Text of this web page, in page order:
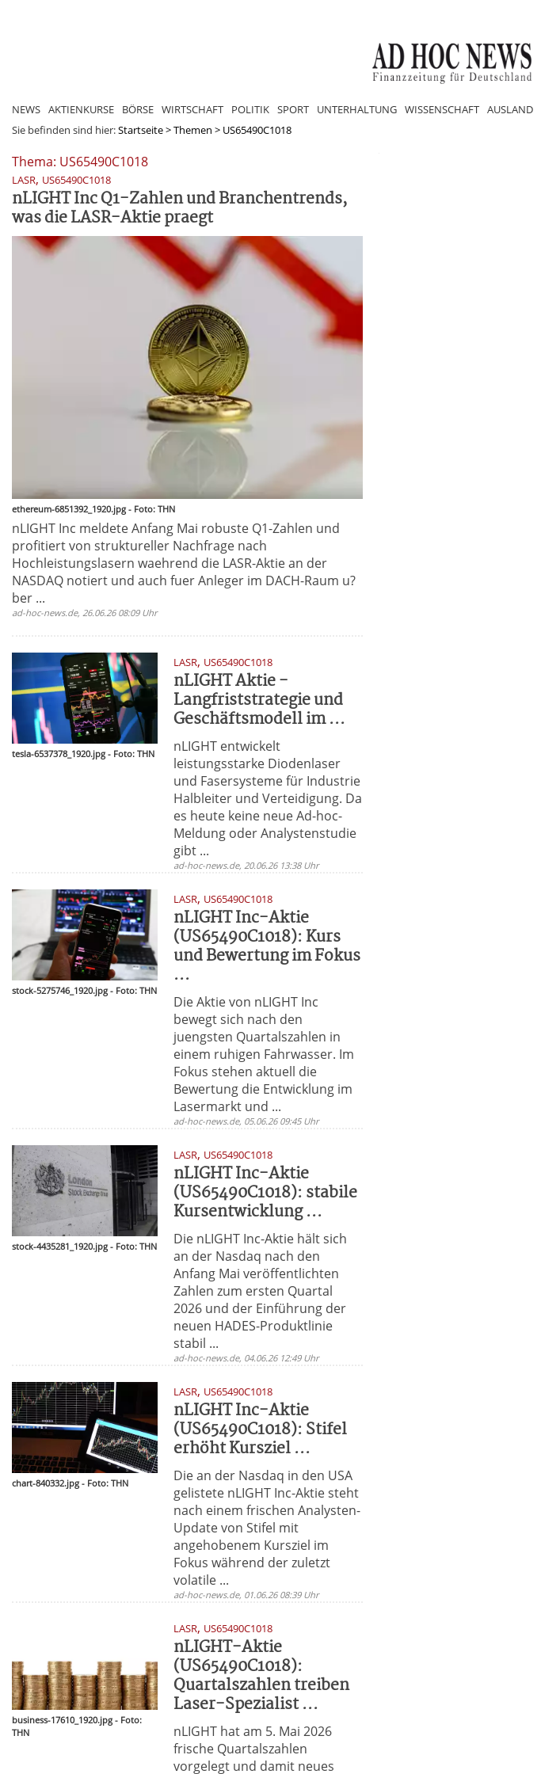
NEWS AKTIENKURSE BÖRSE WIRTSCHAFT POLITIK SPORT UNTERHALTUNG WISSENSCHAFT AUSLAND
Sie befinden sind hier:Startseite>Themen > US65490C1018
Thema: US65490C1018
LASR, US65490C1018
nLIGHT Inc Q1-Zahlen und Branchentrends,
was die LASR-Aktie praegt
ethereum-6851392_1920.jpg - Foto: THN
nLIGHT Inc meldete Anfang Mai robuste Q1-Zahlen und
profitiert von struktureller Nachfrage nach
Hochleistungslasern waehrend die LASR-Aktie an der
NASDAQ notiert und auch fuer Anleger im DACH-Raum u?
ber ...
ad-hoc-news.de, 26.06.26 08:09 Uhr
tesla-6537378_1920.jpg - Foto: THN
LASR, US65490C1018
nLIGHT Aktie -
Langfriststrategie und
Geschäftsmodell im ...
nLIGHT entwickelt
leistungsstarke Diodenlaser
und Fasersysteme für Industrie
Halbleiter und Verteidigung. Da
es heute keine neue Ad-hoc-
Meldung oder Analystenstudie
gibt ...
ad-hoc-news.de, 20.06.26 13:38 Uhr
stock-5275746_1920.jpg - Foto: THN
LASR, US65490C1018
nLIGHT Inc-Aktie
(US65490C1018): Kurs
und Bewertung im Fokus
...
Die Aktie von nLIGHT Inc
bewegt sich nach den
juengsten Quartalszahlen in
einem ruhigen Fahrwasser. Im
Fokus stehen aktuell die
Bewertung die Entwicklung im
Lasermarkt und ...
ad-hoc-news.de, 05.06.26 09:45 Uhr
stock-4435281_1920.jpg - Foto: THN
LASR, US65490C1018
nLIGHT Inc-Aktie
(US65490C1018): stabile
Kursentwicklung ...
Die nLIGHT Inc-Aktie hält sich
an der Nasdaq nach den
Anfang Mai veröffentlichten
Zahlen zum ersten Quartal
2026 und der Einführung der
neuen HADES-Produktlinie
stabil ...
ad-hoc-news.de, 04.06.26 12:49 Uhr
chart-840332.jpg - Foto: THN
LASR, US65490C1018
nLIGHT Inc-Aktie
(US65490C1018): Stifel
erhöht Kursziel ...
Die an der Nasdaq in den USA
gelistete nLIGHT Inc-Aktie steht
nach einem frischen Analysten-
Update von Stifel mit
angehobenem Kursziel im
Fokus während der zuletzt
volatile ...
ad-hoc-news.de, 01.06.26 08:39 Uhr
business-17610_1920.jpg - Foto:
THN
LASR, US65490C1018
nLIGHT-Aktie
(US65490C1018):
Quartalszahlen treiben
Laser-Spezialist ...
nLIGHT hat am 5. Mai 2026
frische Quartalszahlen
vorgelegt und damit neues